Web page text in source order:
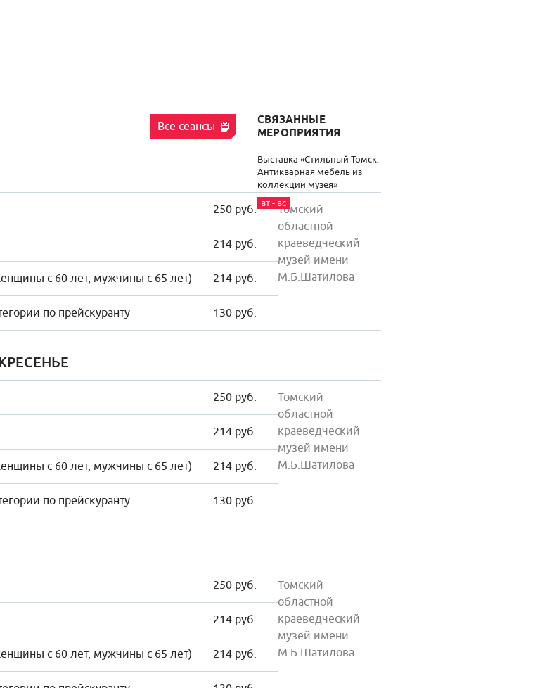
Все сеансы
250 руб.
Томский
областной
краеведческий
музей имени
М.Б.Шатилова
214 руб.
с 60 лет, мужчины с 65 лет) 214 руб.
по прейскуранту 130 руб.
250 руб.
Томский
областной
краеведческий
музей имени
М.Б.Шатилова
214 руб.
с 60 лет, мужчины с 65 лет) 214 руб.
по прейскуранту 130 руб.
250 руб.
Томский
областной
краеведческий
музей имени
М.Б.Шатилова
214 руб.
с 60 лет, мужчины с 65 лет) 214 руб.
СВЯЗАННЫЕ
МЕРОПРИЯТИЯ
Выставка «Стильный Томск.
Антикварная мебель из
коллекции музея»
вт - вс